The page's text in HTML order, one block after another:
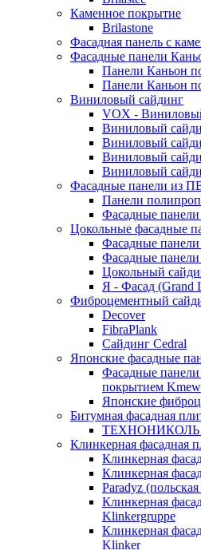
Каменное покрытие
Brilastone
Фасадная панель с
Фасадные панели
Панели Каньон
Панели Каньон
Виниловый сайдинг
VOX -
Виниловый
Виниловый
Виниловый
Виниловый
Фасадные панели из
Панели
Фасадные панели
Цокольные фасадные
Фасадные
Фасадные
Цокольный
Я - Фасад (Grand
Фиброцементный
Decover
FibraPlank
Сайдинг Cedral
Японские фасадные
Фасадные
покрытием Kmew
Японские
Битумная фасадная
ТЕХНОНИКОЛЬ
Клинкерная фасадная
Клинкерная
Клинкерная
Paradyz
Клинкерная
Klinkergruppe
Клинкерная
Klinker